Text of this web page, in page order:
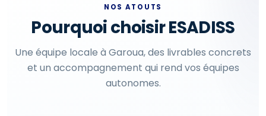
NOS ATOUTS
Pourquoi choisir ESADISS
Une équipe locale à Garoua, des livrables concrets
et un accompagnement qui rend vos équipes
autonomes.